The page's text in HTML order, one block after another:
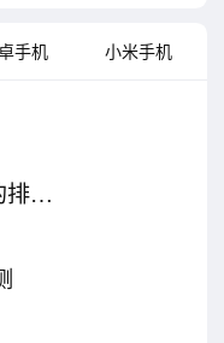
人事考勤薪酬招聘测评
力专注力训练测评、儿
力思维测评测试、知我
人格测评等十大测
手机 小米手机
排行